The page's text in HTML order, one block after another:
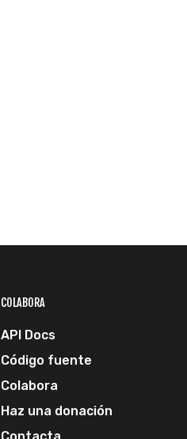
COLABORA
API Docs
Código fuente
Colabora
Haz una donación